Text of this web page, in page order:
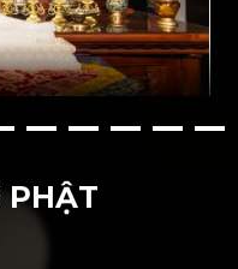
PHẬT